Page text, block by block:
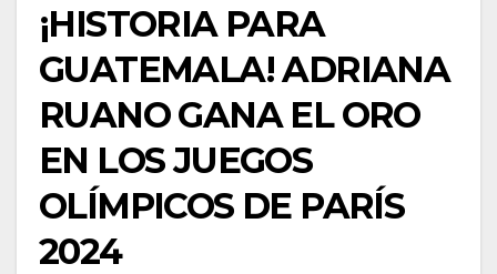
¡HISTORIA PARA
GUATEMALA! ADRIANA
RUANO GANA EL ORO
EN LOS JUEGOS
OLÍMPICOS DE PARÍS
2024